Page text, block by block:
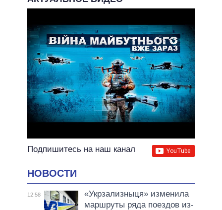
Подпишитесь на наш канал
НОВОСТИ
12:58
«Укрзализныця» изменила
маршруты ряда поездов из-